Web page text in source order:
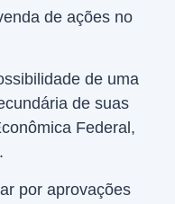
de ações no
de uma
de suas
Federal,
por aprovações